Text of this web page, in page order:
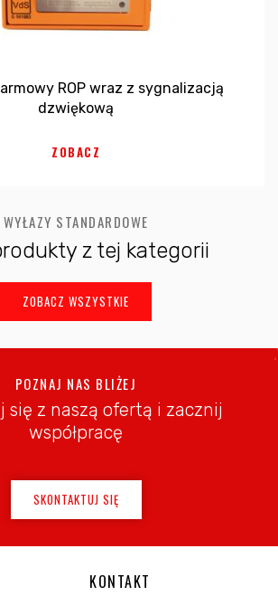
WYŁAZY STANDARDOWE
z tej kategorii
ZOBACZ WSZYSTKIE
ROP wraz z sygnalizacją
dzwiękową
ZOBACZ
POZNAJ NAS BLIŻEJ
się z naszą ofertą i zacznij
współpracę
SKONTAKTUJ SIĘ
KONTAKT